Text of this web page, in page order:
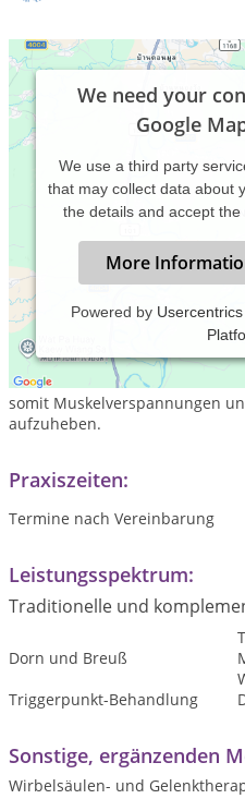
We need your
Google
We use a third party
that may collect data about
the details and accept the
More
Powered by
Eine sanfte aber bestimmende
Wirbelfehlstellungen, um
Gelenkblockaden rasch und
somit Muskelverspannungen
aufzuheben.
Praxiszeiten:
Termine nach Vereinbarung
Leistungsspektrum:
Traditionelle und
Dorn und Breuß
Triggerpunkt-Behandlung
Sonstige, ergänzenden
Wirbelsäulen- und